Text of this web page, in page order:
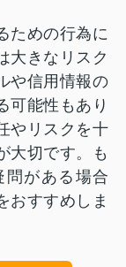
ための行為に
大きなリスク
や信用情報の
可能性もあり
やリスクを十
大切です。も
問がある場合
おすすめしま